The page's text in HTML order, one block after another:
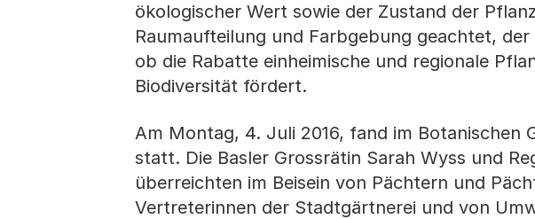
ökologischer Wert sowie der Zustand der
Raumaufteilung und Farbgebung geachtet,
ob die Rabatte einheimische und regionale
Biodiversität fördert.
Am Montag, 4. Juli 2016, fand im Botanischen
statt. Die Basler Grossrätin Sarah Wyss und
überreichten im Beisein von Pächtern und
Vertreterinnen der Stadtgärtnerei und von